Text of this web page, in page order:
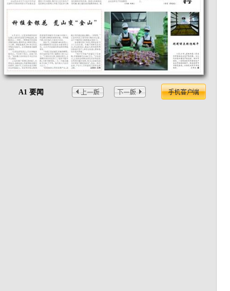
A1 要闻